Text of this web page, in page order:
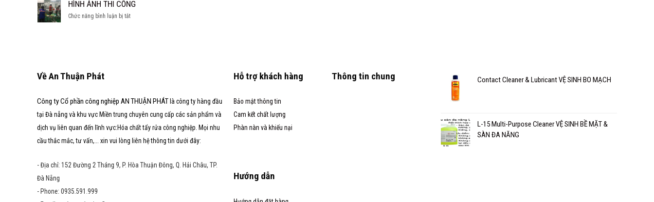
ngọt
LÒ
HƠI
HƠI
HÌNH ẢNH THI CÔNG
Chức năng bình luận bị tắtở
Về An Thuận Phát
Công ty Cổ phần công nghiệp AN THUẬN PHÁTlà công ty hàng đầu
tại Đà nẵng và khu vực Miền trung chuyên cung cấp các sản phẩm và
dịch vụ liên quan đến lĩnh vực:Hóa chất tẩy rửa công nghiệp. Mọi nhu
cầu thắc mắc, tư vấn,... xin vui lòng liên hệ thông tin dưới đây:
- Địa chỉ: 152 Đường 2 Tháng 9, P. Hòa Thuận Đông, Q. Hải Châu, TP.
Đà Nẵng
- Phone: 0935.591.999
Hỗ trợ khách hàng
Bảo mật thông tin
Cam kết chất lượng
Phàn nàn và khiếu nại
Hướng dẫn
Thông tin chung Contact Cleaner & Lubricant VỆ SINH BO MẠCH
L-15 Multi-Purpose Cleaner VỆ SINH BỀ MẶT &
SÀN ĐA NĂNG